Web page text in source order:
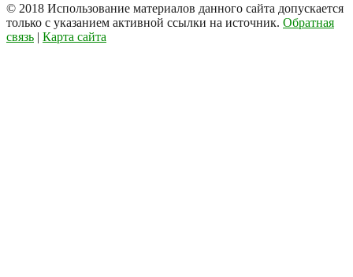
© 2018 Использование материалов данного сайта допускается
только с указанием активной ссылки на источник. Обратная
связь | Карта сайта